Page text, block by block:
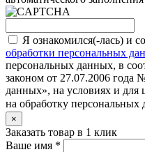
Я ознакомился(-лась) и
обработки персональных
персональных данных, в
законом от 27.07.2006
данных», на условиях и для
на обработку персональных
×
Заказать товар в 1 клик
Ваше имя *